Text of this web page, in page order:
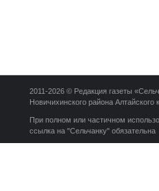
2011-2026 © Редакция газеты
Новичихинского района Алтайского
При полном или частичном
ссылка на "Сельчанку" обязательна